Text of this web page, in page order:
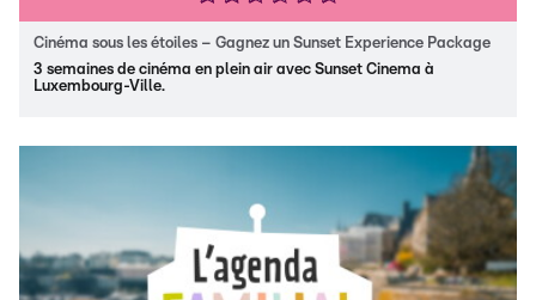
Cinéma sous les étoiles – Gagnez un Sunset Experience Package
3 semaines de cinéma en plein air avec Sunset Cinema à
Luxembourg-Ville.